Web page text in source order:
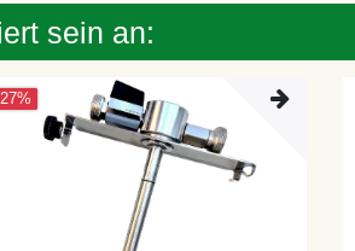
sein an: